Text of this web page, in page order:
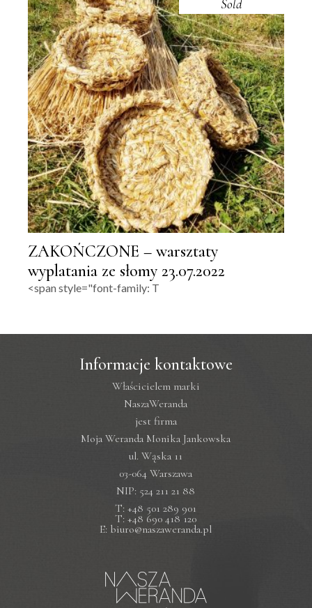
Sold
ZAKOŃCZONE – warsztaty
wyplatania ze słomy 23.07.2022
<span style="font-family: T
Informacje kontaktowe
Właścicielem marki
NaszaWeranda
jest firma
Moja Weranda Monika Jankowska
ul. Wąska 11
03-064 Warszawa
NIP: 524 211 21 88
T: +48 501 289 901
T: +48 690 418 120
E: biuro@naszaweranda.pl